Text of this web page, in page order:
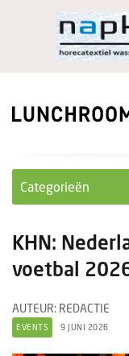
Categorieën
Ondernemen in...
Nieuwe lunchrooms
KHN:
voetbal
AUTEUR: REDACTIE
EVENTS 9 JUNI 2026